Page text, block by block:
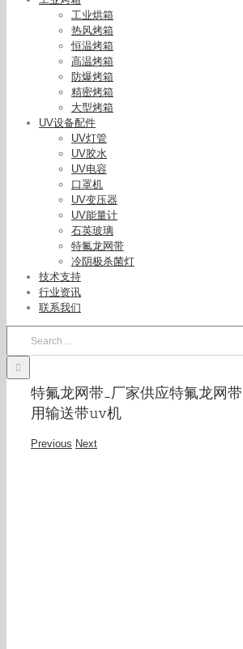
工业烘箱
热风烤箱
恒温烤箱
高温烤箱
防爆烤箱
精密烤箱
大型烤箱
UV设备配件
UV灯管
UV胶水
UV电容
口罩机
UV变压器
UV能量计
石英玻璃
特氟龙网带
冷阴极杀菌灯
技术支持
行业资讯
联系我们
特氟龙网带_厂家供应特氟龙网
用输送带uv机
Previous Next